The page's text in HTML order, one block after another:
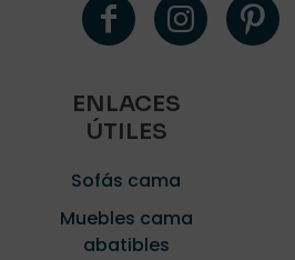
ENLACES
ÚTILES
Sofás cama
Muebles cama
abatibles